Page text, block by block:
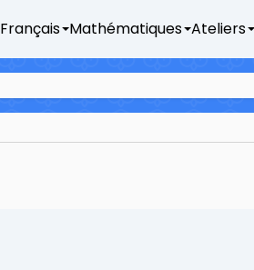
Français Mathématiques Ateliers